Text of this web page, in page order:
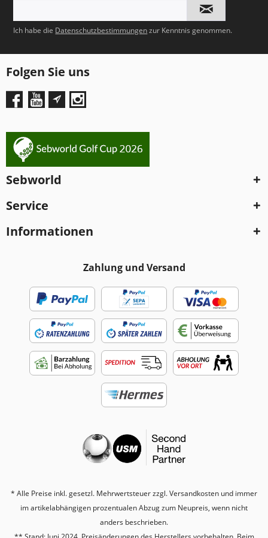
Ich habe die Datenschutzbestimmungenzur Kenntnis genommen.
Folgen Sie uns
Sebworld
Service
Informationen
Zahlung und Versand
* Alle Preise inkl. gesetzl. Mehrwertsteuer zzgl.Versandkosten und immer
im artikelabhängigen prozentualen Abzug zum Neupreis, wenn nicht
anders beschrieben.